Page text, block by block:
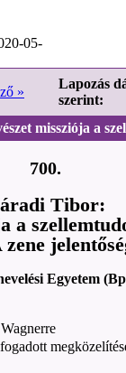
05-
»
Lapozás
szerint:
missziója a
700.
Tibor:
a
zene
Egyetem